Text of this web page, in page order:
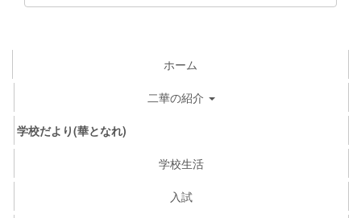
ホーム
二華の紹介
学校だより(華となれ)
学校生活
入試